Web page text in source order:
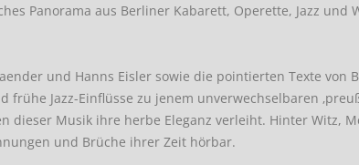
Panorama aus Berliner Kabarett, Operette, Jazz und
und Hanns Eisler sowie die pointierten Texte von
Jazz-Einflüsse zu jenem unverwechselbaren
dieser Musik ihre herbe Eleganz verleiht. Hinter Witz,
und Brüche ihrer Zeit hörbar.